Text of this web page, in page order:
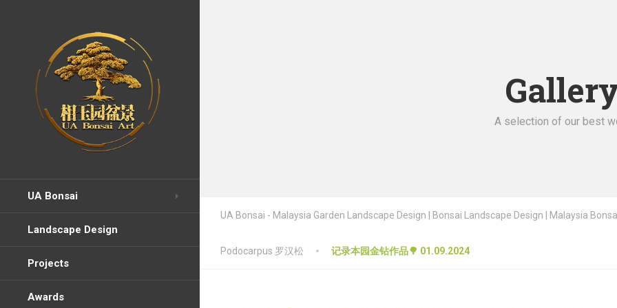
UA Bonsai
Landscape Design
Projects
Awards
A selection of our best
UA Bonsai - Malaysia Garden Landscape Design | Bonsai Landscape Design | Malaysia
Podocarpus 罗汉松 记录本园金钻作品🌳 01.09.2024